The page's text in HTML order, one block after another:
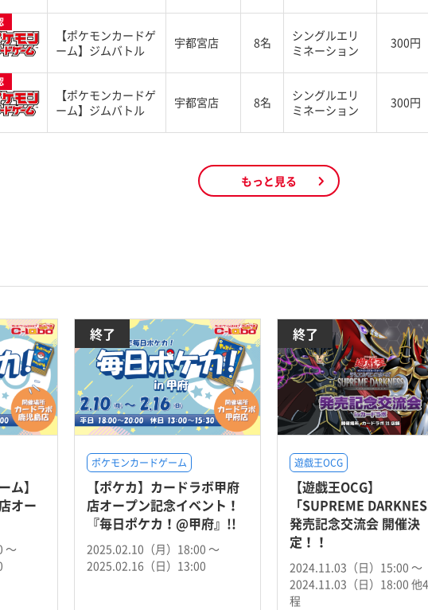
【ポケモンカードゲ
ーム】ジムバトル
宇都宮店 8名
シングルエリ
ミネーション
300円
【ポケモンカードゲ
ーム】ジムバトル
宇都宮店 8名
シングルエリ
ミネーション
300円
もっと見る
ム】
オー
〜
終了
ポケモンカードゲーム
【ポケカ】カードラボ甲府
店オープン記念イベント！
『毎日ポケカ！@甲府』!!
2025.02.10（月）18:00 〜
2025.02.16（日）13:00
終了
遊戯王OCG
【遊戯王OCG】
「SUPREME
発売記念交流会 開催決
定！！
2024.11.03（日）15:00 〜
2024.11.03（日）18:00 他
程